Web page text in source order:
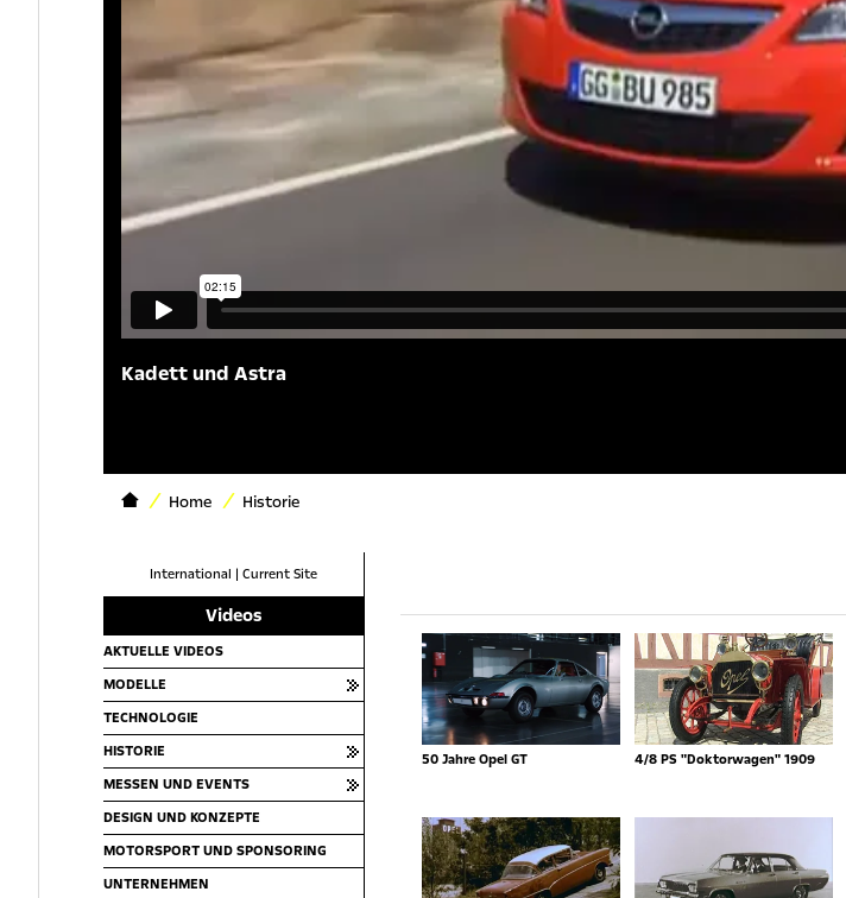
Kadett und Astra
Home Historie
International | Current Site
Videos
AKTUELLE VIDEOS
MODELLE
TECHNOLOGIE
HISTORIE
MESSEN UND EVENTS
DESIGN UND KONZEPTE
MOTORSPORT UND SPONSORING
UNTERNEHMEN
50 Jahre Opel GT 4/8 PS "Doktorwagen" 1909